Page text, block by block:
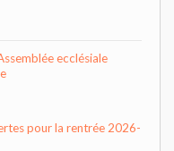
ecclésiale
pour la rentrée 2026-